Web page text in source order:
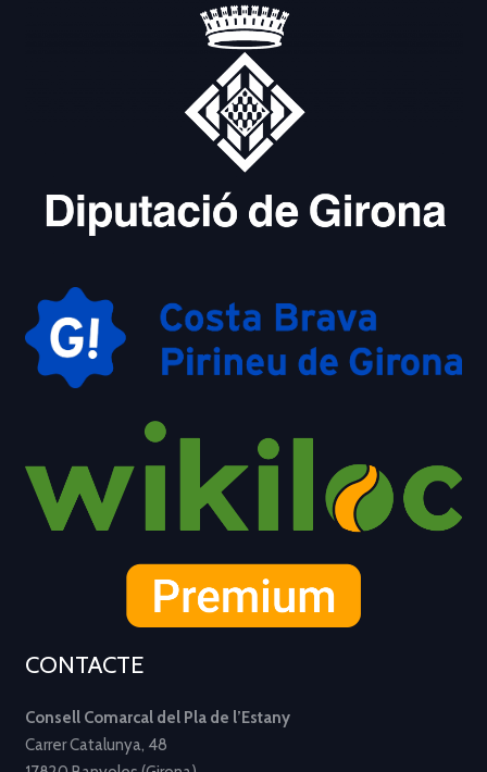
CONTACTE
Consell Comarcal del Pla de l’Estany
Carrer Catalunya, 48